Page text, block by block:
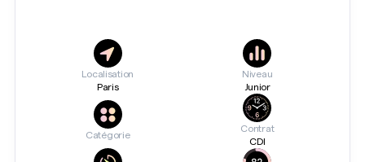
Localisation
Paris
Niveau
Junior
Catégorie
Contrat
CDI